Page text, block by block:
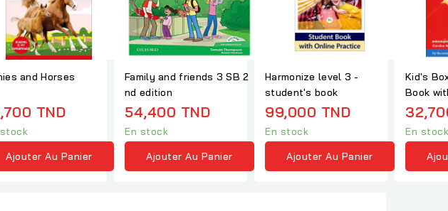
and Horses
TND
Ajouter Au Panier
Family and friends 3 SB 2
nd edition
54,400 TND
En stock
Ajouter Au Panier
Harmonize level 3 -
student's book
99,000 TND
En stock
Ajouter Au Panier
Kid's
Book
En stock